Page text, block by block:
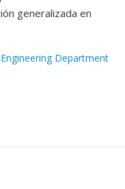
generalizada en
Department